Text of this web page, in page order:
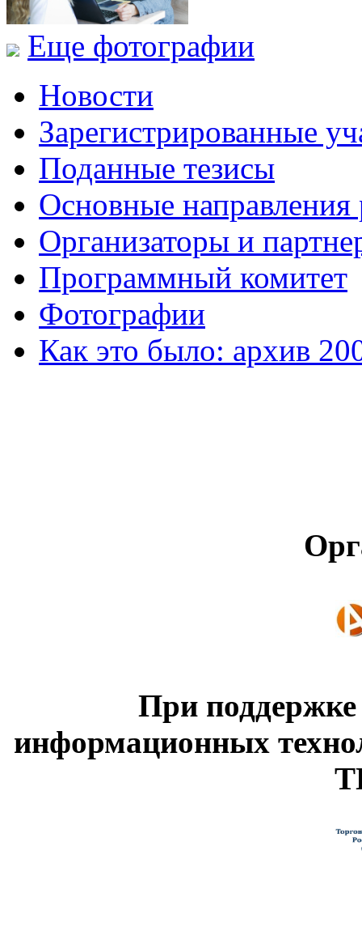
Еще фотографии
Новости
Зарегистрированные
Поданные тезисы
Основные направления
Организаторы и
Программный комитет
Фотографии
Как это было: архив
При
информационных